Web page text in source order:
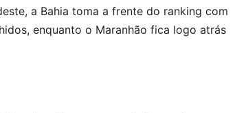
a Bahia toma a frente do ranking com
enquanto o Maranhão fica logo atrás